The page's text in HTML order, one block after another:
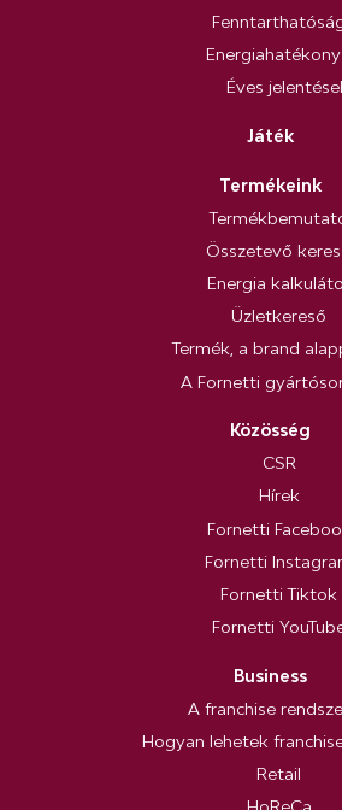
Éves
Játék
Termékeink
Összetevő
Energia
Üzletkereső
Termék, a brand
A Fornetti
Közösség
CSR
Hírek
Fornetti
Fornetti
Fornetti Tiktok
Fornetti
Business
A franchise
Hogyan lehetek
Retail